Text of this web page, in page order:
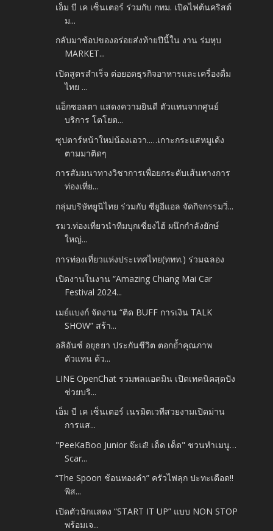
เอ็ม บี เค เซ็นเตอร์ ร่วมกับ กทม. เปิดไฟต้นคริสต์
ม...
กลับมาช้อปของอร่อยส่งท้ายปีนี้ใน งาน ร่มหุบ
MARKET...
เปิดสูตรสำเร็จ ต่อยอดธุรกิจอาหารและเครื่องดื่ม
ไทย ...
แอ็กซอลตา แสดงความยินดี ตัวแทนจากศูนย์
บริการ โตโยต...
ซุปตาร์หน้าใหม่น้องเอวา..…เกาะกระแสหมูเด้ง
ตามมาติดๆ
การสัมมนาทางวิชาการเพื่อยกระดับเส้นทางการ
ท่องเที่ย...
กลุ่มบริษัทยูนิไทย ร่วมกับ ซียูอีแอล จัดกิจกรรมวิ่...
รมว.ท่องเที่ยวนำทีมบุกเซี่ยงไฮ้ ผนึกกำลังยักษ์
ใหญ่...
การท่องเที่ยวแห่งประเทศไทย(ททท.) ร่วมฉลอง
เปิดงานในงาน “Amazing Chiang Mai Car
Festival 2024...
เมย์แบงก์ จัดงาน “ติด BUFF การเงิน TALK
SHOW” สร้า...
อลิอันซ์ อยุธยา ประกันชีวิต ตอกย้ำคุณภาพ
ตัวแทน ด้ว...
LINE OpenChat รวมพลแอดมิน เปิดเทคนิคสุดปัง
ช่วยบริ...
เอ็ม บี เค เซ็นเตอร์ เนรมิตเวทีสวยงามเปิดม่าน
การแส...
"PeeKaBoo Junior จ๊ะเอ๋! เด็ด เด็ด" ชวนทำเมนู…
Scar...
“The Spoon ช้อนทองคำ” ครัวไฟลุก ปะทะเดือด!!
พิส...
เปิดตัวนักแสดง “START IT UP” แบบ NON STOP
พร้อมเจ...